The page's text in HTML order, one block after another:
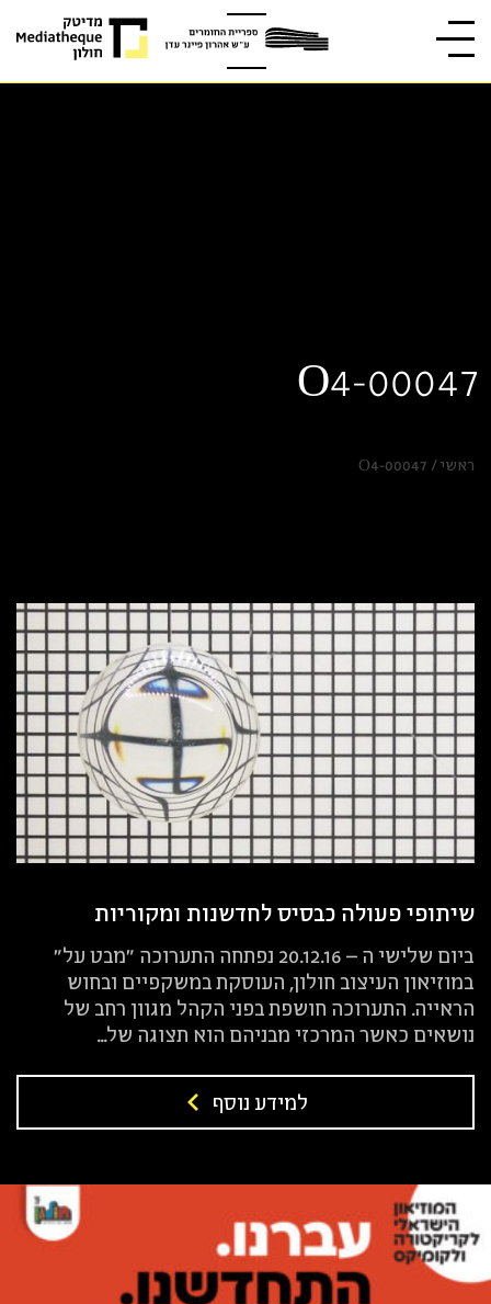
O4-00047
ראשי/
O4-00047
שיתופי פעולה כבסיס לחדשנות ומקוריות
ביום שלישי ה – 20.12.16 נפתחה התערוכה "מבט על"
במוזיאון העיצוב חולון, העוסקת במשקפיים ובחוש
הראייה. התערוכה חושפת בפני הקהל מגוון רחב של
נושאים כאשר המרכזי מבניהם הוא תצוגה של...
למידע נוסף